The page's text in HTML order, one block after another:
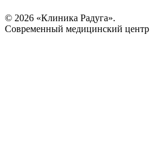
© 2026 «Клиника Радуга».
Современный медицинский центр